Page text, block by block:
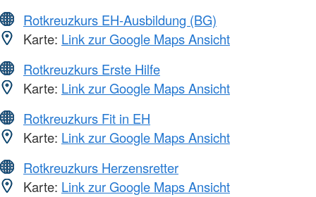
Rotkreuzkurs EH-Ausbildung (BG)
Karte: Link zur Google Maps Ansicht
Rotkreuzkurs Erste Hilfe
Karte: Link zur Google Maps Ansicht
Rotkreuzkurs Fit in EH
Karte: Link zur Google Maps Ansicht
Rotkreuzkurs Herzensretter
Karte: Link zur Google Maps Ansicht